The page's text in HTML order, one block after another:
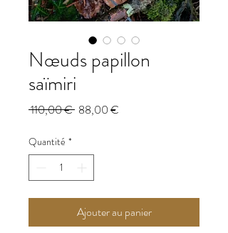
Nœuds papillon
saïmiri
110,00 € Prix
88,00 €
Quantité *
Ajouter au panier